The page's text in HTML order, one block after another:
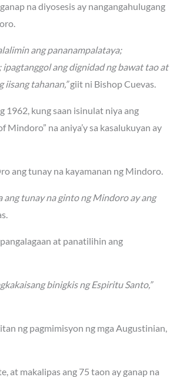
na diyosesis ay nangangahulugang
ang pananampalataya;
ang dignidad ng bawat tao at
iisang tahanan,”giit ni Bishop Cuevas.
1962, kung saan isinulat niya ang
na aniya’y sa kasalukuyan ay
ang tunay na kayamanan ng Mindoro.
ang tunay na ginto ng Mindoro ay ang
at panatilihin ang
binigkis ng Espiritu Santo,”
ng pagmimisyon ng mga Augustinian,
at makalipas ang 75 taon ay ganap na